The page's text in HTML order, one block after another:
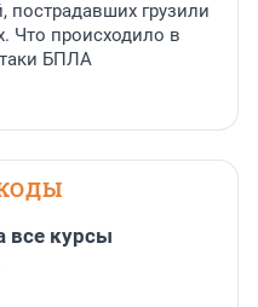
пострадавших грузили
Что происходило в
БПЛА
все курсы